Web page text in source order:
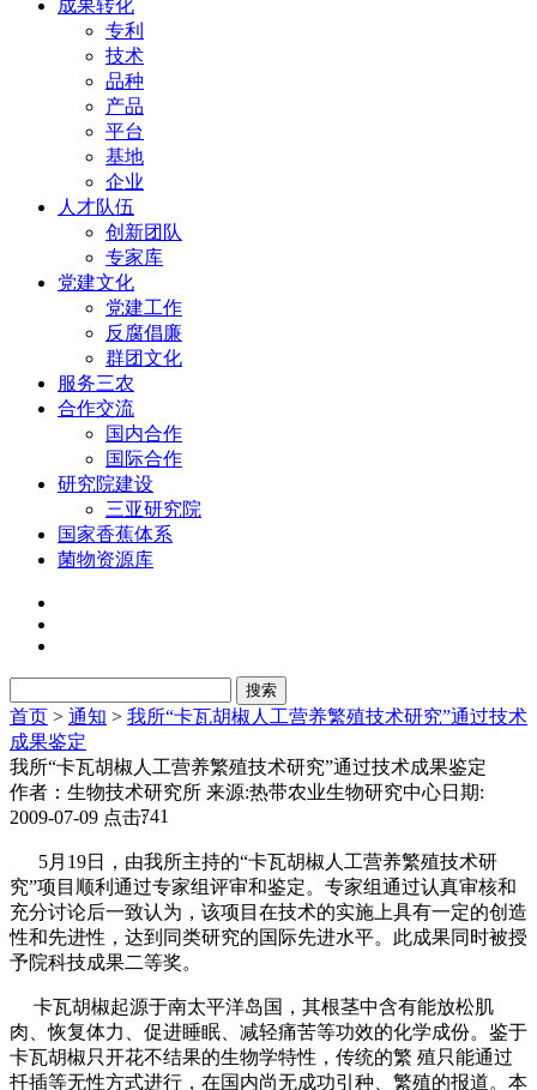
成果转化
专利
技术
品种
产品
平台
基地
企业
人才队伍
创新团队
专家库
党建文化
党建工作
反腐倡廉
群团文化
服务三农
合作交流
国内合作
国际合作
研究院建设
三亚研究院
国家香蕉体系
菌物资源库
首页 > 通知 > 我所“卡瓦胡椒人工营养繁殖技术研究”通过技术
成果鉴定
我所“卡瓦胡椒人工营养繁殖技术研究”通过技术成果鉴定
作者：生物技术研究所 来源:热带农业生物研究中心日期:
2009-07-09 点击:741
5月19日，由我所主持的“卡瓦胡椒人工营养繁殖技术研
究”项目顺利通过专家组评审和鉴定。专家组通过认真审核和
充分讨论后一致认为，该项目在技术的实施上具有一定的创造
性和先进性，达到同类研究的国际先进水平。此成果同时被授
予院科技成果二等奖。
卡瓦胡椒起源于南太平洋岛国，其根茎中含有能放松肌
肉、恢复体力、促进睡眠、减轻痛苦等功效的化学成份。鉴于
卡瓦胡椒只开花不结果的生物学特性，传统的繁 殖只能通过
扦插等无性方式进行，在国内尚无成功引种、繁殖的报道。本